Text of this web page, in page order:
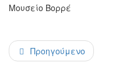
Μουσείο Βορρέ
Προηγούμενο